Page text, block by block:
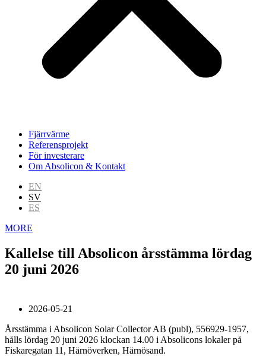
Fjärrvärme
Referensprojekt
För investerare
Om Absolicon & Kontakt
EN
SV
ES
MORE
Kallelse till Absolicon årsstämma lördag
20 juni 2026
2026-05-21
Årsstämma i Absolicon Solar Collector AB (publ), 556929-1957,
hålls lördag 20 juni 2026 klockan 14.00 i Absolicons lokaler på
Fiskaregatan 11, Härnöverken, Härnösand.